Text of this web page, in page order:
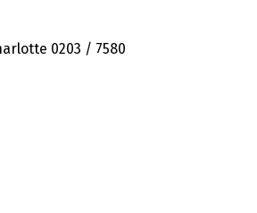
0203 / 7580